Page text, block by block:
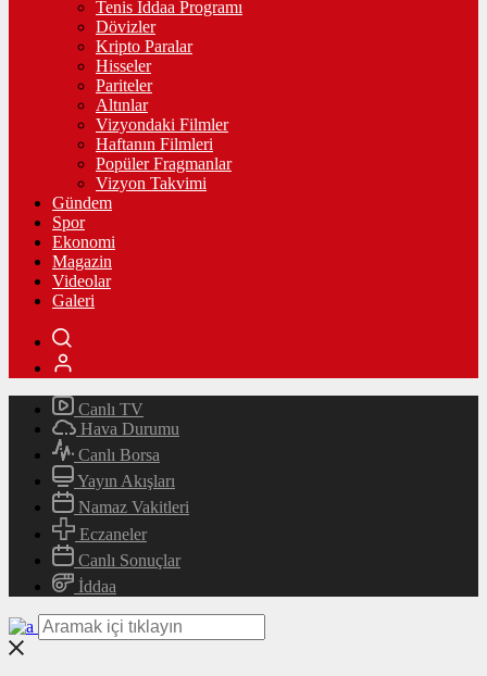
Tenis İddaa Programı
Dövizler
Kripto Paralar
Hisseler
Pariteler
Altınlar
Vizyondaki Filmler
Haftanın Filmleri
Popüler Fragmanlar
Vizyon Takvimi
Gündem
Spor
Ekonomi
Magazin
Videolar
Galeri
Canlı TV
Hava Durumu
Canlı Borsa
Yayın Akışları
Namaz Vakitleri
Eczaneler
Canlı Sonuçlar
İddaa